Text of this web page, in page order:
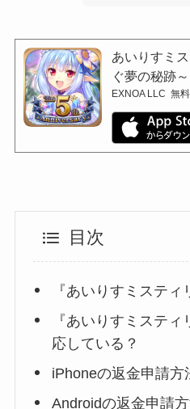
あいりすミ
ぐ夢の秘跡～
EXNOA LLC 無料
目次
『あいりすミスティ
『あいりすミステ
応している？
iPhoneの返金申請方
Androidの返金申請